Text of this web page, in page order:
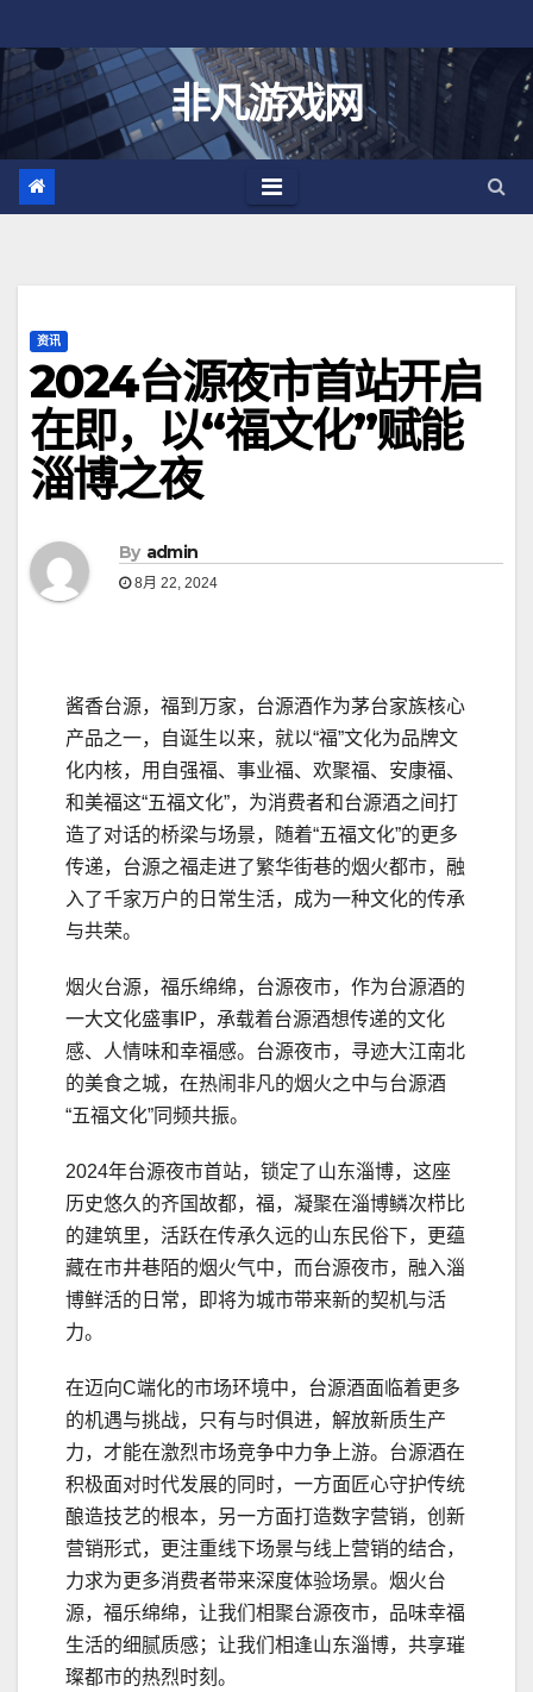
至
非凡游戏网
资讯
2024台源夜市首站开启
在即，以“福文化”赋能
淄博之夜
By admin
8月 22, 2024
酱香台源，福到万家，台源酒作为茅台家族核心
产品之一，自诞生以来，就以“福”文化为品牌文
化内核，用自强福、事业福、欢聚福、安康福、
和美福这“五福文化”，为消费者和台源酒之间打
造了对话的桥梁与场景，随着“五福文化”的更多
传递，台源之福走进了繁华街巷的烟火都市，融
入了千家万户的日常生活，成为一种文化的传承
与共荣。
烟火台源，福乐绵绵，台源夜市，作为台源酒的
一大文化盛事IP，承载着台源酒想传递的文化
感、人情味和幸福感。台源夜市，寻迹大江南北
的美食之城，在热闹非凡的烟火之中与台源酒
“五福文化”同频共振。
2024年台源夜市首站，锁定了山东淄博，这座
历史悠久的齐国故都，福，凝聚在淄博鳞次栉比
的建筑里，活跃在传承久远的山东民俗下，更蕴
藏在市井巷陌的烟火气中，而台源夜市，融入淄
博鲜活的日常，即将为城市带来新的契机与活
力。
在迈向C端化的市场环境中，台源酒面临着更多
的机遇与挑战，只有与时俱进，解放新质生产
力，才能在激烈市场竞争中力争上游。台源酒在
积极面对时代发展的同时，一方面匠心守护传统
酿造技艺的根本，另一方面打造数字营销，创新
营销形式，更注重线下场景与线上营销的结合，
力求为更多消费者带来深度体验场景。烟火台
源，福乐绵绵，让我们相聚台源夜市，品味幸福
生活的细腻质感；让我们相逢山东淄博，共享璀
璨都市的热烈时刻。